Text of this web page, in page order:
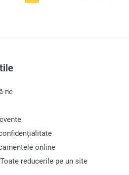
ne
online
reducerile pe un site